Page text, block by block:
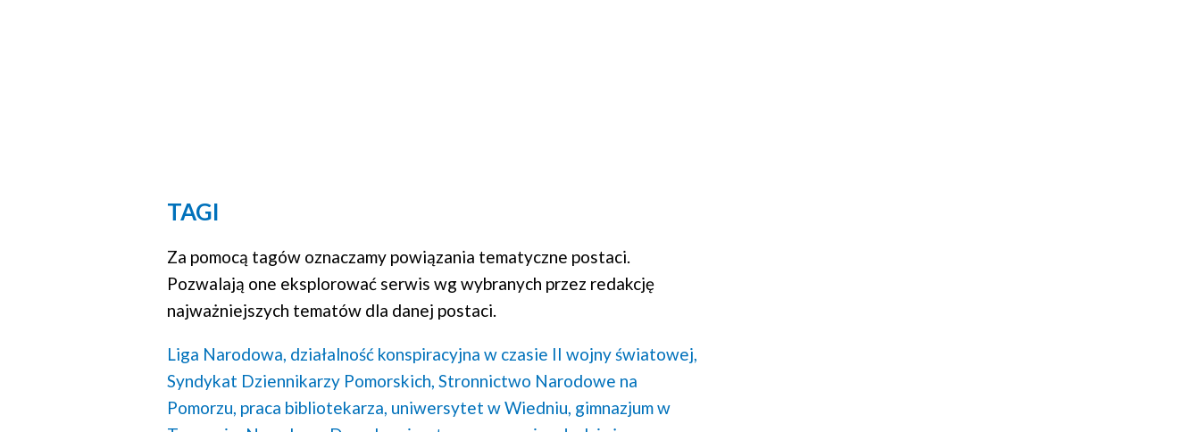
TAGI
Za pomocą tagów oznaczamy powiązania tematyczne postaci.
Pozwalają one eksplorować serwis wg wybranych przez redakcję
najważniejszych tematów dla danej postaci.
Liga Narodowa, działalność konspiracyjna w czasie II wojny światowej,
Syndykat Dziennikarzy Pomorskich, Stronnictwo Narodowe na
Pomorzu, praca bibliotekarza, uniwersytet w Wiedniu, gimnazjum w